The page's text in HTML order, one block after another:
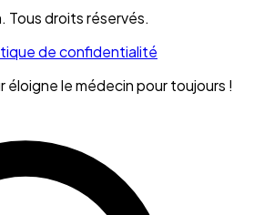
droits réservés.
de confidentialité
éloigne le médecin pour toujours !